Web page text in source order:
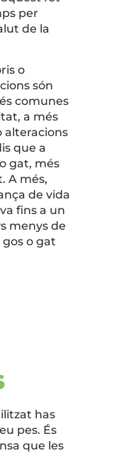
per
de la
o
són
comunes
a més
alteracions
que a
gat, més
A més,
de vida
fins a un
menys de
o gat
has
pes. És
que les